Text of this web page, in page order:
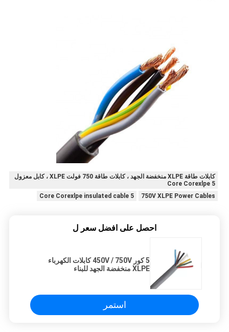
كابلات طاقة XLPE منخفضة الجهد ، كابلات طاقة 750 فولت XLPE ، كابل معزول
5 Core Corexlpe
750V XLPE Power Cables
5 Core Corexlpe insulated cable
احصل على افضل سعر ل
5 كور 450V / 750V كابلات الكهرباء
XLPE منخفضة الجهد للبناء
استمر